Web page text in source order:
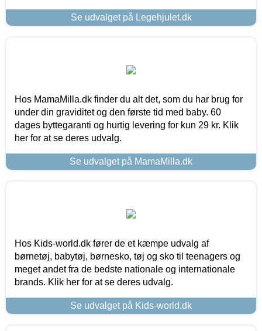
Se udvalget på Legehjulet.dk
Hos MamaMilla.dk finder du alt det, som du har brug for
under din graviditet og den første tid med baby. 60
dages byttegaranti og hurtig levering for kun 29 kr. Klik
her for at se deres udvalg.
Se udvalget på MamaMilla.dk
Hos Kids-world.dk fører de et kæmpe udvalg af
børnetøj, babytøj, børnesko, tøj og sko til teenagers og
meget andet fra de bedste nationale og internationale
brands. Klik her for at se deres udvalg.
Se udvalget på Kids-world.dk